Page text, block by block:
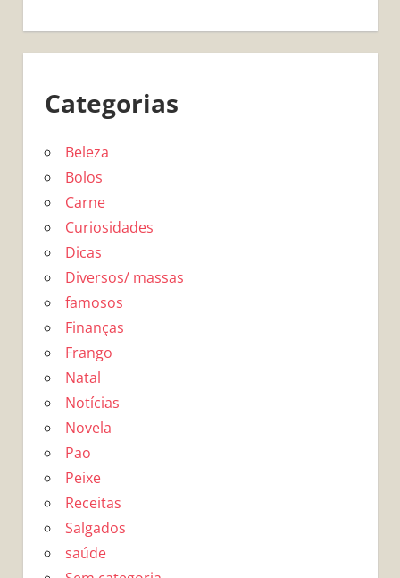
Categorias
Beleza
Bolos
Carne
Curiosidades
Dicas
Diversos/ massas
famosos
Finanças
Frango
Natal
Notícias
Novela
Pao
Peixe
Receitas
Salgados
saúde